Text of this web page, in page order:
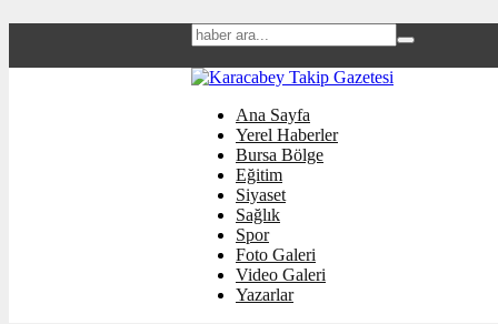
Ana Sayfa
Yerel Haberler
Bursa Bölge
Eğitim
Siyaset
Sağlık
Spor
Foto Galeri
Video Galeri
Yazarlar